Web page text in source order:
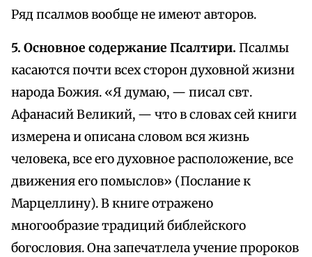
Ряд псалмов вообще не имеют авторов.
5. Основное содержание Псалтири. Псалмы
касаются почти всех сторон духовной жизни
народа Божия. «Я думаю, — писал свт.
Афанасий Великий, — что в словах сей книги
измерена и описана словом вся жизнь
человека, все его духовное расположение, все
движения его помыслов» (Послание к
Марцеллину). В книге отражено
многообразие традиций библейского
богословия. Она запечатлела учение пророков